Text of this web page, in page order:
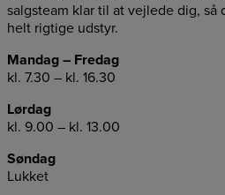
salgsteam klar til at vejlede dig, så
helt rigtige udstyr.
Mandag – Fredag
kl. 7.30 – kl. 16.30
Lørdag
kl. 9.00 – kl. 13.00
Søndag
Lukket